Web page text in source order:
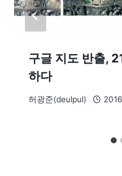
구글 지도 반출,
하다
허광준(deulpul)